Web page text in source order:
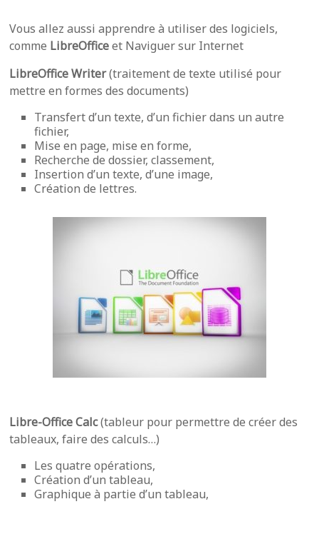
Vous allez aussi apprendre à utiliser des logiciels,
comme LibreOfficeet Naviguer sur Internet
LibreOffice Writer(traitement de texte utilisé pour
mettre en formes des documents)
Transfert d’un texte, d’un fichier dans un autre
fichier,
Mise en page, mise en forme,
Recherche de dossier, classement,
Insertion d’un texte, d’une image,
Création de lettres.
Libre-Office Calc(tableur pour permettre de créer des
tableaux, faire des calculs…)
Les quatre opérations,
Création d’un tableau,
Graphique à partie d’un tableau,